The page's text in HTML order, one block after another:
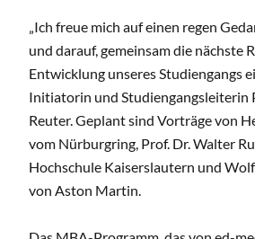
„Ich freue mich auf einen regen
und darauf, gemeinsam die nächste
Entwicklung unseres Studiengangs
Initiatorin und Studiengangsleiterin
Reuter. Geplant sind Vorträge von
vom Nürburgring, Prof. Dr. Walter
Hochschule Kaiserslautern und
von Aston Martin.